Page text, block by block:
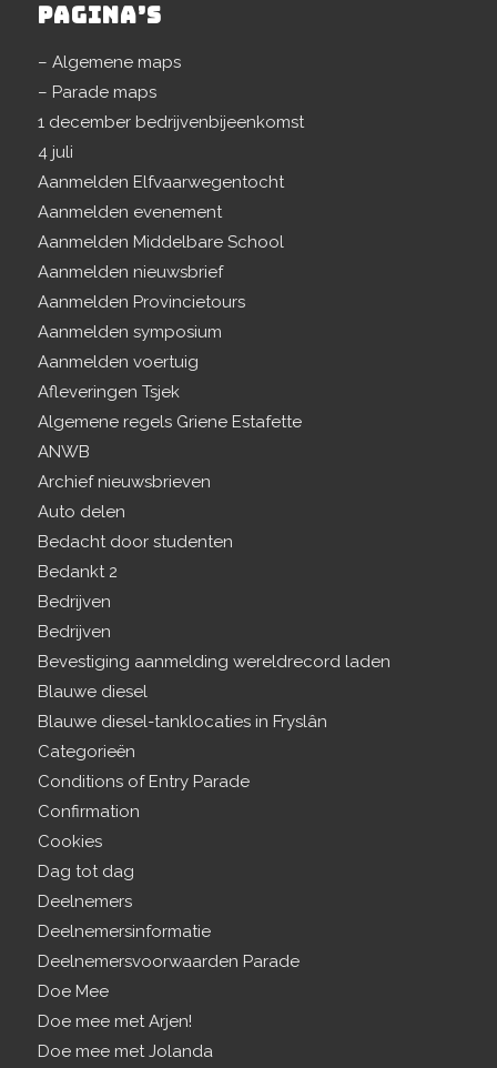
PAGINA’S
– Algemene maps
– Parade maps
1 december bedrijvenbijeenkomst
4 juli
Aanmelden Elfvaarwegentocht
Aanmelden evenement
Aanmelden Middelbare School
Aanmelden nieuwsbrief
Aanmelden Provincietours
Aanmelden symposium
Aanmelden voertuig
Afleveringen Tsjek
Algemene regels Griene Estafette
ANWB
Archief nieuwsbrieven
Auto delen
Bedacht door studenten
Bedankt 2
Bedrijven
Bedrijven
Bevestiging aanmelding wereldrecord laden
Blauwe diesel
Blauwe diesel-tanklocaties in Fryslân
Categorieën
Conditions of Entry Parade
Confirmation
Cookies
Dag tot dag
Deelnemers
Deelnemersinformatie
Deelnemersvoorwaarden Parade
Doe Mee
Doe mee met Arjen!
Doe mee met Jolanda